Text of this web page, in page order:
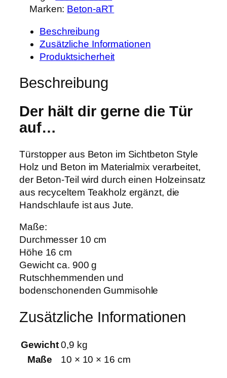
s
o
p
p
r
e
t
n
-
a
R
T
e
a
k
M
e
n
e
Marken: Beton-aRT
Beschreibung
Zusätzliche Informationen
Produktsicherheit
Beschreibung
Der hält dir gerne die Tür
auf…
Türstopper aus Beton im Sichtbeton Style
Holz und Beton im Materialmix verarbeitet,
der Beton-Teil wird durch einen Holzeinsatz
aus recyceltem Teakholz ergänzt, die
Handschlaufe ist aus Jute.
Maße:
Durchmesser 10 cm
Höhe 16 cm
Gewicht ca. 900 g
Rutschhemmenden und
bodenschonenden Gummisohle
Zusätzliche Informationen
Gewicht 0,9 kg
Maße
10 × 10 × 16 cm